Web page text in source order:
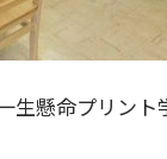
生懸命プリント